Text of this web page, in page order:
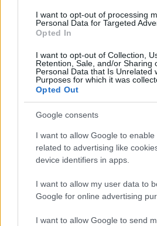
I want to opt-out of processing
Personal Data for Targeted
Opted In
I want to opt-out of Collection,
Retention, Sale, and/or Sharing
Personal Data that Is Unrelated
Purposes for which it was
Opted Out
Google consents
I want to allow Google to enable
related to advertising like
device identifiers in apps.
I want to allow my user data to
Google for online advertising
I want to allow Google to send
reading su Atzeni
La Maddalena, festa per
center di Tegge
Esce di strada con
conducente
Turiste si perdono a